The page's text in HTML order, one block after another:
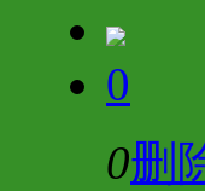
0
0删